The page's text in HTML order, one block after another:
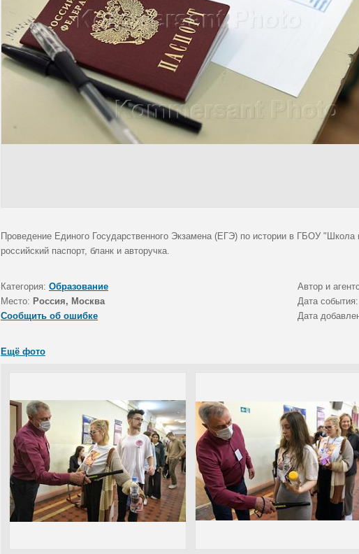
Проведение Единого Государственного Экзамена (ЕГЭ) по истории в ГБОУ
российский паспорт, бланк и авторучка.
Категория: Образование Автор и
Место: Россия, Москва Дата события:
Сообщить об ошибке
Дата
Ещё фото